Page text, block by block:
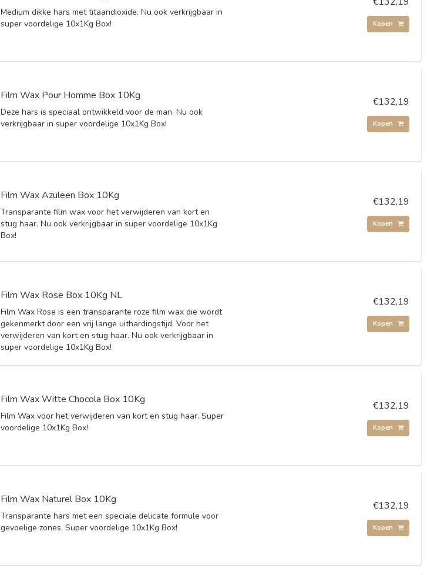
Medium dikke hars met titaandioxide. Nu ook verkrijgbaar in
super voordelige 10x1Kg Box!
Kopen
Film Wax Pour Homme Box 10Kg
Deze hars is speciaal ontwikkeld voor de man. Nu ook
verkrijgbaar in super voordelige 10x1Kg Box!
€132,19
Kopen
Film Wax Azuleen Box 10Kg
Transparante film wax voor het verwijderen van kort en
stug haar. Nu ook verkrijgbaar in super voordelige 10x1Kg
Box!
€132,19
Kopen
Film Wax Rose Box 10Kg NL
Film Wax Rose is een transparante roze film wax die wordt
gekenmerkt door een vrij lange uithardingstijd. Voor het
verwijderen van kort en stug haar. Nu ook verkrijgbaar in
super voordelige 10x1Kg Box!
€132,19
Kopen
Film Wax Witte Chocola Box 10Kg
Film Wax voor het verwijderen van kort en stug haar. Super
voordelige 10x1Kg Box!
€132,19
Kopen
Film Wax Naturel Box 10Kg
Transparante hars met een speciale delicate formule voor
gevoelige zones. Super voordelige 10x1Kg Box!
€132,19
Kopen